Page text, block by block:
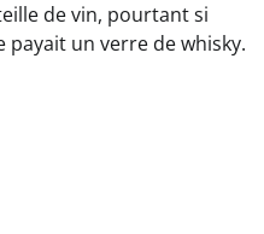
de vin, pourtant si
payait un verre de whisky.